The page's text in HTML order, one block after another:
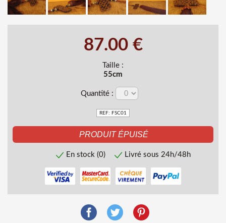
87.00 €
Taille :
55cm
Quantité :
REF: FSC01
En stock (0) Livré sous 24h/48h